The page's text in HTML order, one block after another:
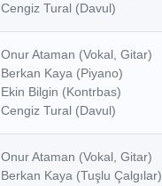
Cengiz Tural (Davul)
Onur Ataman (Vokal, Gitar)
Berkan Kaya (Piyano)
Ekin Bilgin (Kontrbas)
Cengiz Tural (Davul)
Onur Ataman (Vokal, Gitar)
Berkan Kaya (Tuşlu Çalgılar)